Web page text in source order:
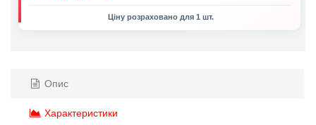
Ціну розраховано для 1 шт.
Опис
Характеристики